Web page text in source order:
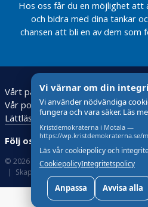
Klas
Sjögren
Hos oss får du en möjlighet
och bidra med dina tankar
chansen att bli en av dem som
Vårt parti
Förtroendevalda 2022-
Vår politik
Lättläst om vår politik
Historia
Följ oss:
© 2026 Kristdemokraterna
Om Cookies
Skapad med
Vi värnar om din
Vi använder nödvändiga
fungera och vara säker. Läs
Kristdemokraterna i Motala —
https://wp.kristdemokraterna.se/
Läs vår cookiepolicy och
CookiepolicyIntegritetspolicy
Anpassa Avvisa alla